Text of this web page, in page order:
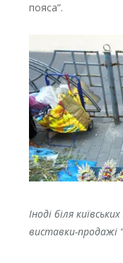
пояса”.
Іноді біля
виставки-продажі